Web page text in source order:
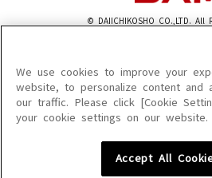
© DAIICHIKOSHO CO.,LTD. All
このサイトに掲載されている一切の文章・画像・
を問わず、著作権法の定める範囲を超えて無断で
を禁じます。
楽曲及びコンテンツは、機種によりご利用いただ
楽曲及びコンテンツの配信日、配信内容が変更にな
We use cookies to improve your
website, to personalize content and
our traffic. Please click [Cookie
your cookie settings on our website.
Accept All